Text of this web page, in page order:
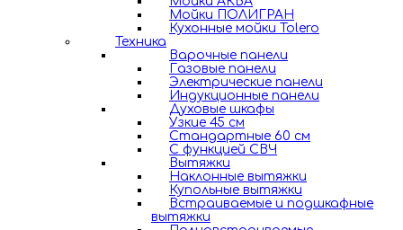
Мойки ПОЛИГРАН
Кухонные мойки Tolero
Техника
Варочные панели
Газовые панели
Электрические панели
Индукционные панели
Духовые шкафы
Узкие 45 см
Стандартные 60 см
С функцией СВЧ
Вытяжки
Наклонные вытяжки
Купольные вытяжки
Встраиваемые и подшкафные
вытяжки